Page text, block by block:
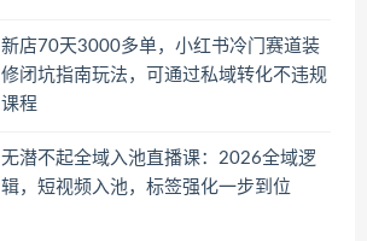
新店70天3000多单，小红书冷门赛道装
修闭坑指南玩法，可通过私域转化不违规
课程
无潜不起全域入池直播课：2026全域逻
辑，短视频入池，标签强化一步到位